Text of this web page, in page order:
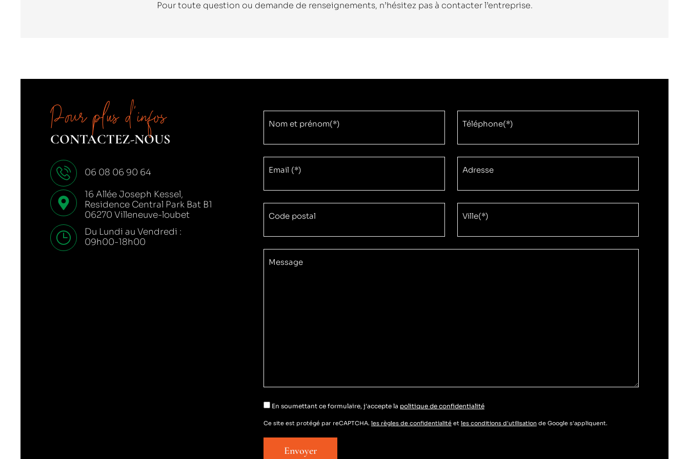
Pour toute question ou demande de renseignements, n’hésitez pas à contacter l’entreprise.
Pour plus d’infos
CONTACTEZ-NOUS
06 08 06 90 64
16 Allée Joseph Kessel,
Residence Central Park Bat B1
06270 Villeneuve-loubet
Du Lundi au Vendredi :
09h00-18h00
Nom et prénom(*) Téléphone(*)
Email (*) Adresse
Code postal Ville(*)
Message
En soumettant ce formulaire, j'accepte la politique de confidentialité
Ce site est protégé par reCAPTCHA. les règles de confidentialitéet les conditions d'utilisationde Google s'appliquent.